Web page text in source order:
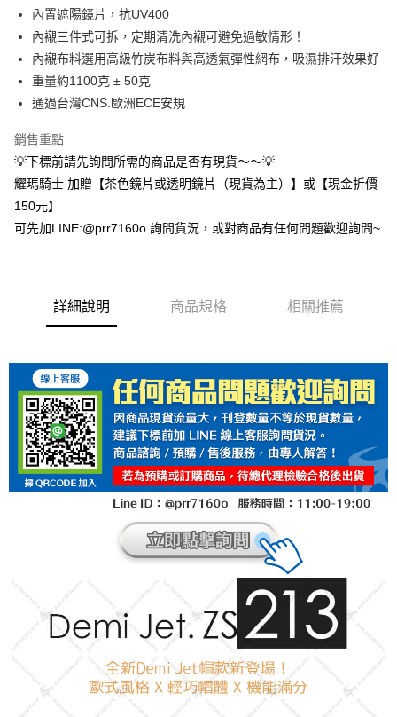
全家取貨付款(安全帽一頂以上請選宅配)
每筆NT$60，滿NT$1,000(含以上)免運費
7-11取貨付款(安全帽一頂以上請選宅配)
每筆NT$60，滿NT$1,000(含以上)免運費
每筆NT$100，滿NT$1,000(含以上)免運費
內置遮陽鏡片，抗UV400
內襯三件式可拆，定期清洗內襯可避免過敏情形！
內襯布料選用高級竹炭布料與高透氣彈性網布，吸濕排汗效果好
重量約1100克 ± 50克
通過台灣CNS.歐洲ECE安規
銷售重點
💡下標前請先詢問所需的商品是否有現貨～～💡
耀瑪騎士 加贈【茶色鏡片或透明鏡片（現貨為主）】或【現金折價
150元】
可先加LINE:@prr7160o 詢問貨況，或對商品有任何問題歡迎詢問~
詳細說明 商品規格 相關推薦